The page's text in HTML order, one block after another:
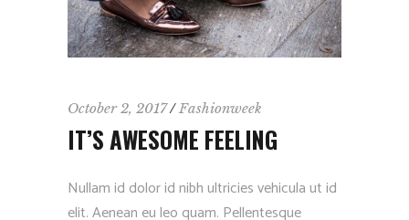
October 2, 2017 Fashionweek
IT’S AWESOME FEELING
Nullam id dolor id nibh ultricies vehicula ut id
elit. Aenean eu leo quam. Pellentesque